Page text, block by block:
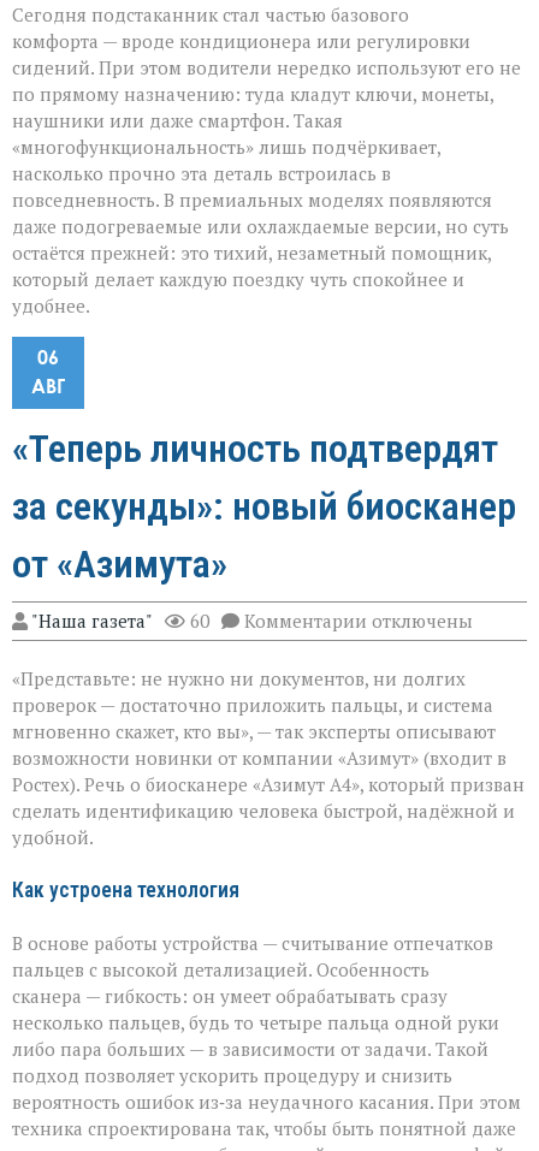
Сегодня подстаканник стал частью базового
комфорта — вроде кондиционера или регулировки
сидений. При этом водители нередко используют его не
по прямому назначению: туда кладут ключи, монеты,
наушники или даже смартфон. Такая
«многофункциональность» лишь подчёркивает,
насколько прочно эта деталь встроилась в
повседневность. В премиальных моделях появляются
даже подогреваемые или охлаждаемые версии, но суть
остаётся прежней: это тихий, незаметный помощник,
который делает каждую поездку чуть спокойнее и
удобнее.
06
АВГ
«Теперь личность подтвердят
за секунды»: новый биосканер
от «Азимута»
"Наша газета" 60 Комментарии к
записи
личность
подтвердят
за
секунды»:
новый
биосканер
от
«Азимута»
отключены
«Представьте: не нужно ни документов, ни долгих
проверок — достаточно приложить пальцы, и система
мгновенно скажет, кто вы», — так эксперты описывают
возможности новинки от компании «Азимут» (входит в
Ростех). Речь о биосканере «Азимут А4», который призван
сделать идентификацию человека быстрой, надёжной и
удобной.
Как устроена технология
В основе работы устройства — считывание отпечатков
пальцев с высокой детализацией. Особенность
сканера — гибкость: он умеет обрабатывать сразу
несколько пальцев, будь то четыре пальца одной руки
либо пара больших — в зависимости от задачи. Такой
подход позволяет ускорить процедуру и снизить
вероятность ошибок из‑за неудачного касания. При этом
техника спроектирована так, чтобы быть понятной даже